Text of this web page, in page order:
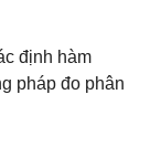
định hàm
pháp đo phân